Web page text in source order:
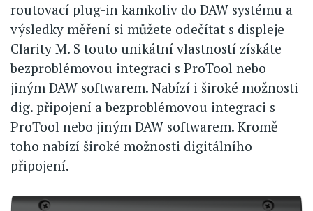
routovací plug-in kamkoliv do DAW systému a
výsledky měření si můžete odečítat s displeje
Clarity M. S touto unikátní vlastností získáte
bezproblémovou integraci s ProTool nebo
jiným DAW softwarem. Nabízí i široké možnosti
dig. připojení a bezproblémovou integraci s
ProTool nebo jiným DAW softwarem. Kromě
toho nabízí široké možnosti digitálního
připojení.